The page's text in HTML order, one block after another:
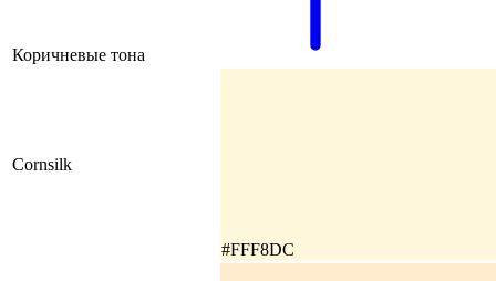
Коричневые тона
Cornsilk
#FFF8DC